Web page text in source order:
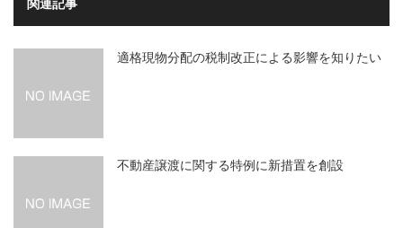
関連記事
適格現物分配の税制改正による影響を知りたい
不動産譲渡に関する特例に新措置を創設